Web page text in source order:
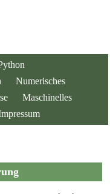
Numerisches
Maschinelles